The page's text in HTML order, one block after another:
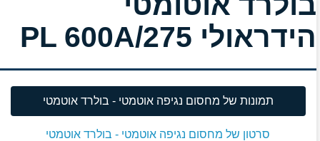
הידראולי 275/PL 600A
תמונות של מחסום נגיפה אוטמטי - בולרד אוטמטי
סרטון של מחסום נגיפה אוטמטי - בולרד אוטמטי